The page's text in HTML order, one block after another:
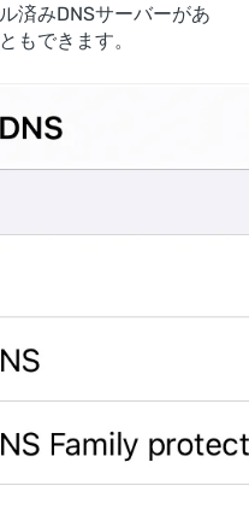
済みDNSサーバーがあ
もできます。